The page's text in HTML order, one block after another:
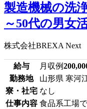
製造機械の洗
～50代の男女
株式会社BREXA Next
給与 月収例
勤務地
山形県 寒河
寮・社宅 なし
仕事内容 食品系工場